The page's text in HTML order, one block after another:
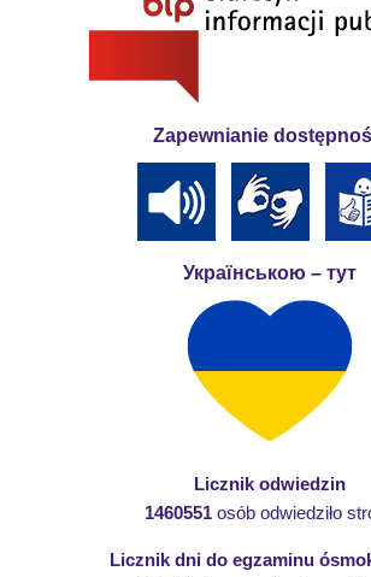
Zapewnianie
Українською – тут
Licznik odwiedzin
1460551osób odwiedziło
Licznik dni do egzaminu